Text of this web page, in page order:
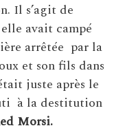
Il s’agit de
avait campé
arrêtée par la
et son fils dans
juste après le
à la destitution
Morsi.